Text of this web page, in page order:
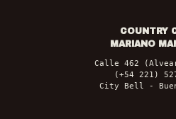
COUNTRY
MARIANO
Calle 462
(+54 221)
City Bell -